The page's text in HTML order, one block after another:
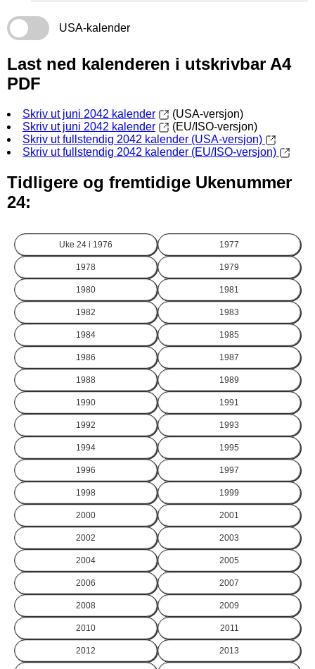
USA-kalender
Last ned kalenderen i utskrivbar A4
PDF
Skriv ut juni 2042 kalender
(USA-versjon)
Skriv ut juni 2042 kalender
(EU/ISO-versjon)
Skriv ut fullstendig 2042 kalender (USA-versjon)
Skriv ut fullstendig 2042 kalender (EU/ISO-versjon)
Tidligere og fremtidige Ukenummer
24:
Uke 24 i 1976 1977
1978 1979
1980 1981
1982 1983
1984 1985
1986 1987
1988 1989
1990 1991
1992 1993
1994 1995
1996 1997
1998 1999
2000 2001
2002 2003
2004 2005
2006 2007
2008 2009
2010 2011
2012 2013